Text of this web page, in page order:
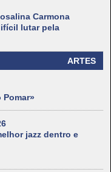
Carmona
lutar pela
ARTES
Pomar»
jazz dentro e